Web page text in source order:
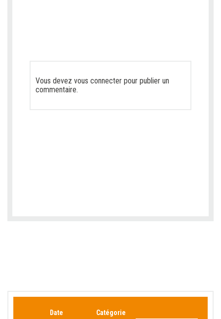
Vous devez vous connecter pour publier un
commentaire.
Date Catégorie